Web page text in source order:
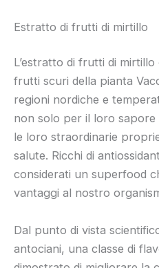
Estratto di frutti di mirtillo
L’estratto di frutti di
frutti scuri della pianta
regioni nordiche e
non solo per il loro sapore
le loro straordinarie
salute. Ricchi di
considerati un superfood
vantaggi al nostro
Dal punto di vista
antociani, una classe di